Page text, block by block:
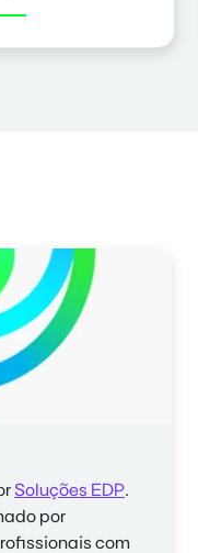
Soluções EDP.
por
com